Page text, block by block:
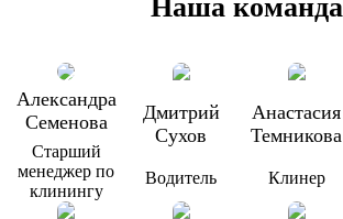
Наша команда
Александра
Семенова
Старший
менеджер по
клинингу
Дмитрий
Сухов
Водитель
Анастасия
Темникова
Клинер